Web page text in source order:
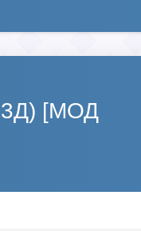
3Д) [МОД